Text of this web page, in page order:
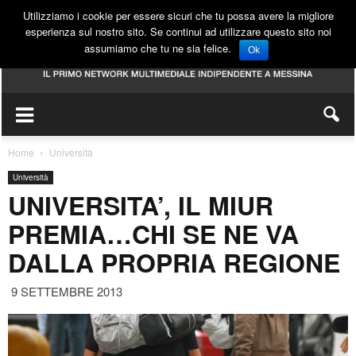
Home Università
Università
UNIVERSITA’, IL MIUR
PREMIA…CHI SE NE VA
DALLA PROPRIA REGIONE
9 SETTEMBRE 2013
Utilizziamo i cookie per essere sicuri che tu possa avere la migliore
esperienza sul nostro sito. Se continui ad utilizzare questo sito noi
assumiamo che tu ne sia felice.
Ok